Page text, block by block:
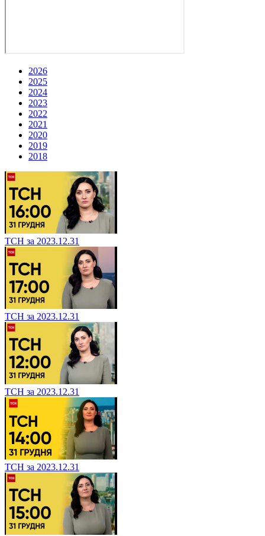
2026
2025
2024
2023
2022
2021
2020
2019
2018
ТСН за 2023.12.31
ТСН за 2023.12.31
ТСН за 2023.12.31
ТСН за 2023.12.31